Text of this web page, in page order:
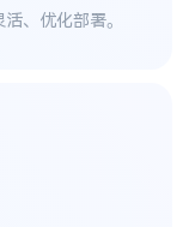
、优化部署。